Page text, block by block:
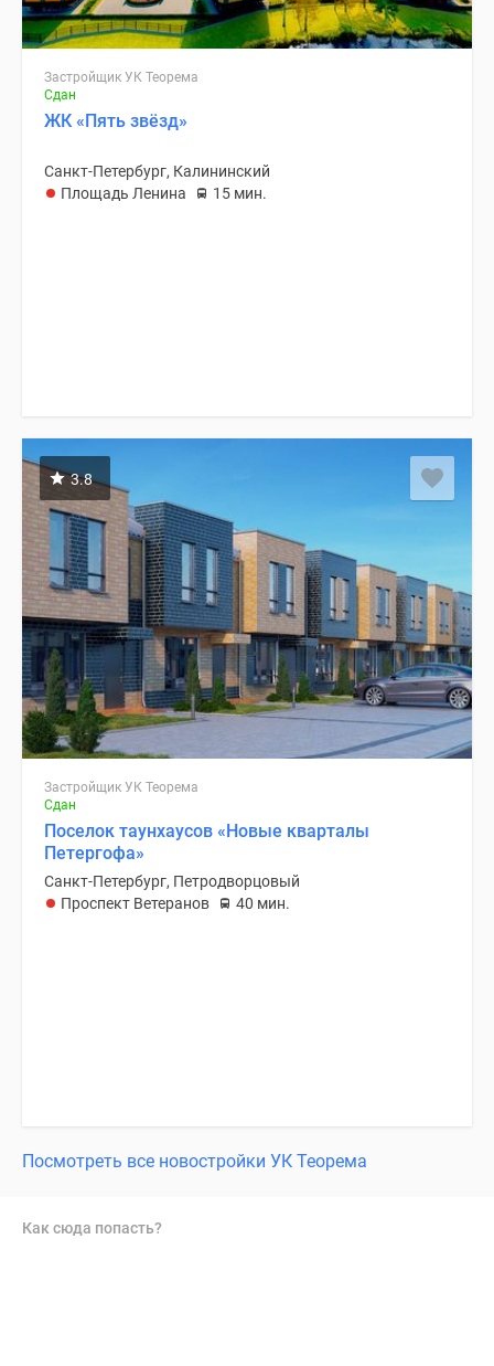
Застройщик УК Теорема
Сдан
ЖК «Пять звёзд»
Санкт-Петербург, Калининский
Площадь Ленина
15 мин.
3.8
Застройщик УК Теорема
Сдан
Поселок таунхаусов «Новые кварталы
Петергофа»
Санкт-Петербург, Петродворцовый
Проспект Ветеранов
40 мин.
Посмотреть все новостройки УК Теорема
Как сюда попасть?